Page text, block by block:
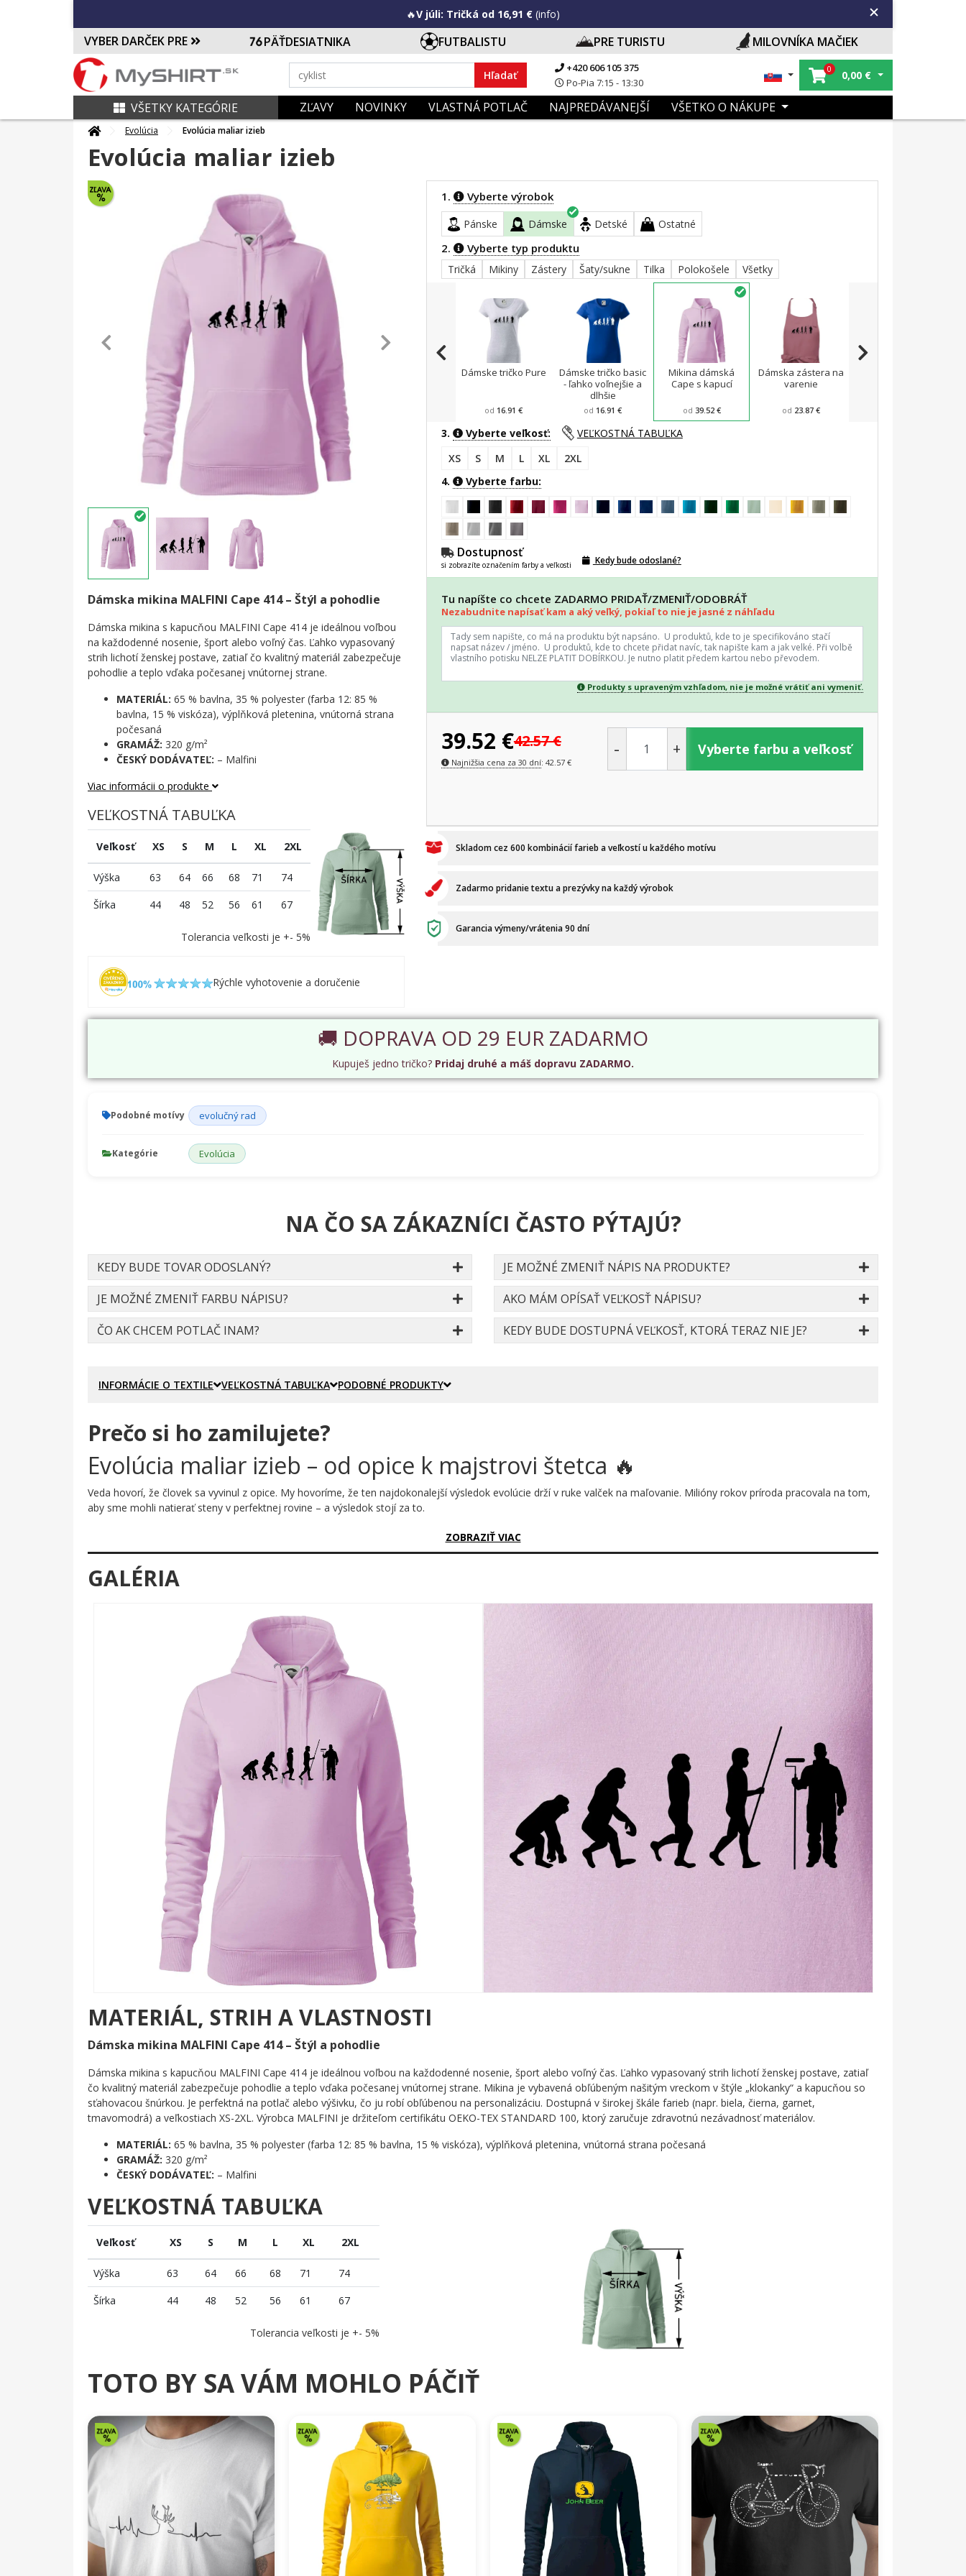
🔥V júli: Tričká od 16,91 € (info)
VYBER DARČEK PRE PÄŤDESIATNIKA FUTBALISTU PRE TURISTU MILOVNÍKA MAČIEK
Hľadať
+420 606 105 375
Po-Pia 7:15 - 13:30
0 0,00 €
VŠETKY KATEGÓRIE ZĽAVY NOVINKY VLASTNÁ POTLAČ NAJPREDÁVANEJŠÍ VŠETKO O NÁKUPE
Evolúcia Evolúcia maliar izieb
Evolúcia maliar izieb
Dámska mikina MALFINI Cape 414 – Štýl a pohodlie
Dámska mikina s kapucňou MALFINI Cape 414 je ideálnou voľbou
na každodenné nosenie, šport alebo voľný čas. Ľahko vypasovaný
strih lichotí ženskej postave, zatiaľ čo kvalitný materiál zabezpečuje
pohodlie a teplo vďaka počesanej vnútornej strane.
MATERIÁL: 65 % bavlna, 35 % polyester (farba 12: 85 %
bavlna, 15 % viskóza), výplňková pletenina, vnútorná strana
počesaná
GRAMÁŽ: 320 g/m²
ČESKÝ DODÁVATEĽ: – Malfini
Viac informácii o produkte
VEĽKOSTNÁ TABUĽKA
Veľkosť XS S M L XL 2XL
Výška 63 64 66 68 71
74
Šírka
44 48 52 56 61 67
Tolerancia veľkosti je +- 5%
Rýchle vyhotovenie a doručenie
1. Vyberte výrobok
Pánske Dámske Detské Ostatné
2. Vyberte typ produktu
Tričká Mikiny Zástery Šaty/sukne Tilka Polokošele Všetky
Dámske tričko Pure
od 16.91 €
Dámske tričko basic
- ľahko voľnejšie a
dlhšie
od 16.91 €
Mikina dámská
Cape s kapucí
od 39.52 €
Dámska zástera na
varenie
od 23.87 €
3. Vyberte veľkosť:
VEĽKOSTNÁ TABUĽKA
XS
S M L XL
2XL
4.
Vyberte farbu:
Dostupnosť
si zobrazíte označením farby a veľkosti Kedy bude odoslané?
Tu napíšte co chcete ZADARMO PRIDAŤ/ZMENIŤ/ODOBRÁŤ
Nezabudnite napísať kam a aký veľký, pokiaľ to nie je jasné z náhľadu
Produkty s upraveným vzhľadom, nie je možné vrátiť ani vymeniť.
39.52 €42.57€
Najnižšia cena za 30 dní: 42.57€
- + Vyberte farbu a veľkosť
Skladom cez 600 kombinácií farieb a veľkostí u každého motívu
Zadarmo pridanie textu a prezývky na každý výrobok
Garancia výmeny/vrátenia 90 dní
🚚 DOPRAVA OD 29 EUR ZADARMO
Kupuješ jedno tričko? Pridaj druhé a máš dopravu ZADARMO.
Podobné motívy evolučný rad
Kategórie Evolúcia
NA ČO SA ZÁKAZNÍCI ČASTO PÝTAJÚ?
KEDY BUDE TOVAR ODOSLANÝ?
JE MOŽNÉ ZMENIŤ FARBU NÁPISU?
ČO AK CHCEM POTLAČ INAM?
JE MOŽNÉ ZMENIŤ NÁPIS NA PRODUKTE?
AKO MÁM OPÍSAŤ VEĽKOSŤ NÁPISU?
KEDY BUDE DOSTUPNÁ VEĽKOSŤ, KTORÁ TERAZ NIE JE?
INFORMÁCIE O TEXTILE VEĽKOSTNÁ TABUĽKA PODOBNÉ PRODUKTY
Prečo si ho zamilujete?
Evolúcia maliar izieb – od opice k majstrovi štetca 🔥
Veda hovorí, že človek sa vyvinul z opice. My hovoríme, že ten najdokonalejší výsledok evolúcie drží v ruke valček na maľovanie. Milióny rokov príroda pracovala na tom,
aby sme mohli natierať steny v perfektnej rovine – a výsledok stojí za to.
Motív zachytáva slávnu evolučnú sériu siluet – od shrbené opice cez prvých predkov až po hrdého maliara pokojov stojaceho s valčekom v ruke. Päť čiernych siluet na
bielom podklade rozpráva príbeh, ktorý každý maliar okamžite pochopí a ocení. Je to vtipné, nadčasové a pritom dokonale vystihuje hrdosť remesla, ktoré z obyčajnej
Komu urobí radosť?
🎯 Každému maliarovi, ktorý vie, že jeho práca je skutočné umenie
💪 Majstrom remesla, čo sa neboja zahrať sa s humorom na vlastný účet
🌟 Kamarátom a rodine, ktorí hľadajú originálny darček pre šikovného maliara
🔥 Všetkým, čo veria, že evolúcia vrcholí práve v ich profesii
Nezastaviteľná evolúcia pokračuje – a jej vrcholom si práve ty. Pridaj tento motív do košíka a daj svetu vedieť, na čo je skutočne hrdý moderný človek! ✨
ZOBRAZIŤ VIAC
GALÉRIA
MATERIÁL, STRIH A VLASTNOSTI
Dámska mikina MALFINI Cape 414 – Štýl a pohodlie
Dámska mikina s kapucňou MALFINI Cape 414 je ideálnou voľbou na každodenné nosenie, šport alebo voľný čas. Ľahko vypasovaný strih lichotí ženskej postave, zatiaľ
čo kvalitný materiál zabezpečuje pohodlie a teplo vďaka počesanej vnútornej strane. Mikina je vybavená obľúbeným našitým vreckom v štýle „klokanky“ a kapucňou so
sťahovacou šnúrkou. Je perfektná na potlač alebo výšivku, čo ju robí obľúbenou na personalizáciu. Dostupná v širokej škále farieb (napr. biela, čierna, garnet,
tmavomodrá) a veľkostiach XS-2XL. Výrobca MALFINI je držiteľom certifikátu OEKO-TEX STANDARD 100, ktorý zaručuje zdravotnú nezávadnosť materiálov.
MATERIÁL: 65 % bavlna, 35 % polyester (farba 12: 85 % bavlna, 15 % viskóza), výplňková pletenina, vnútorná strana počesaná
GRAMÁŽ: 320 g/m²
ČESKÝ DODÁVATEĽ: – Malfini
VEĽKOSTNÁ TABUĽKA
Veľkosť XS S M L XL 2XL
Výška 63 64 66 68 71
74
Šírka
44 48 52 56 61 67
Tolerancia veľkosti je +- 5%
TOTO BY SA VÁM MOHLO PÁČIŤ